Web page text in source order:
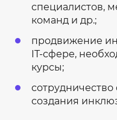
специалистов,
команд и др.;
продвижение
IT-сфере,
курсы;
создания